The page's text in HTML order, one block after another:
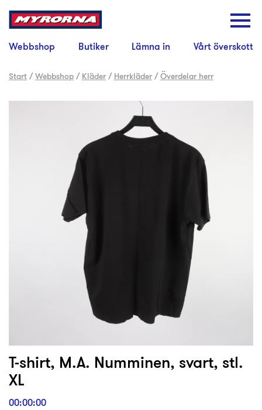
Webbshop Butiker Lämna in Vårt överskott
Start /Webbshop / Kläder / Herrkläder /Överdelar herr
T-shirt, M.A. Numminen, svart, stl.
XL
00:00:00